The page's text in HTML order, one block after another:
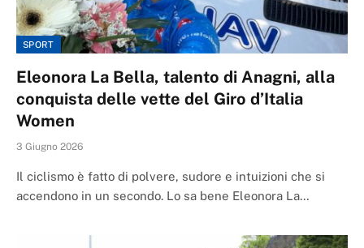
SPORT
Eleonora La Bella, talento di Anagni, alla
conquista delle vette del Giro d’Italia
Women
3 Giugno 2026
Il ciclismo è fatto di polvere, sudore e intuizioni che si
accendono in un secondo. Lo sa bene Eleonora La…